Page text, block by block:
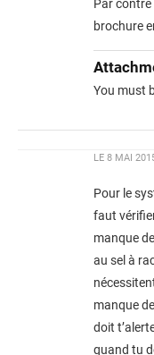
Par contre
brochure
You must
LE 8 MAI
Pour le
faut
manque
au sel à
manque
doit
quand tu